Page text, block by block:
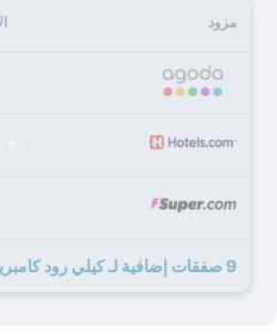
مزود
9 صفقات إضافية لـ كيلي رود كامبريدج لودج